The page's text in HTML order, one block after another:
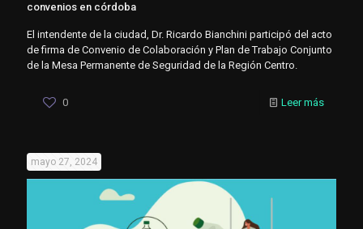
convenios en córdoba
El intendente de la ciudad, Dr. Ricardo Bianchini participó del acto
de firma de Convenio de Colaboración y Plan de Trabajo Conjunto
de la Mesa Permanente de Seguridad de la Región Centro.
0 Leer más
mayo 27, 2024